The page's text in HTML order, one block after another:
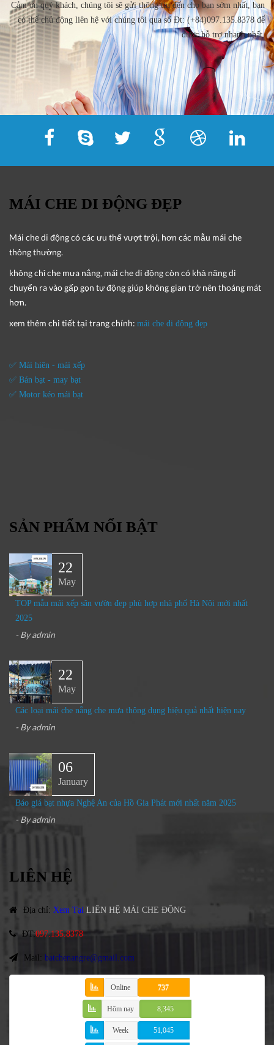
Cảm ơn quý khách, chúng tôi sẽ gửi thông tin đến cho bạn sớm nhất, bạn
có thể chủ động liên hệ với chúng tôi qua số Đt: (+84)097.135.8378 để
được hỗ trợ nhanh nhất.
MÁI CHE DI ĐỘNG ĐẸP
Mái che di độngcó các ưu thế vượt trội, hơn các mẫu mái che
thông thường.
không chỉ che mưa nắng, mái che di động còn có khả năng di
chuyển ra vào gấp gọn tự động giúp không gian trở nên thoáng mát
hơn.
xem thêm chi tiết tại trang chính: mái che di động đẹp
✅ Mái hiên - mái xếp
✅ Bán bạt - may bạt
✅ Motor kéo mái bạt
SẢN PHẨM NỔI BẬT
22
May
TOP mẫu mái xếp sân vườn đẹp phù hợp nhà phố Hà Nội mới nhất
2025
- Byadmin
22
May
Các loại mái che nắng che mưa thông dụng hiệu quả nhất hiện nay
- Byadmin
06
January
Báo giá bạt nhựa Nghệ An của Hồ Gia Phát mới nhất năm 2025
- Byadmin
LIÊN HỆ
Địa chỉ: Xem Tại LIÊN HỆ MÁI CHE ĐỘNG
ĐT:097.135.8378
Mail: batchenangre@gmail.com
Online 737
Hôm nay 8,345
Week 51,045